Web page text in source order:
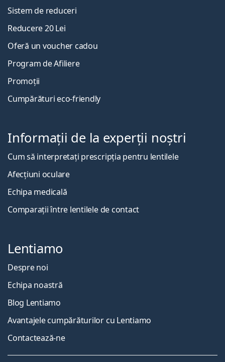
Sistem de reduceri
Reducere 20 Lei
Oferă un voucher cadou
Program de Afiliere
Promoții
Cumpărături eco-friendly
Informații de la experții noștri
Cum să interpretați prescripția pentru lentilele
Afecțiuni oculare
Echipa medicală
Comparații între lentilele de contact
Lentiamo
Despre noi
Echipa noastră
Blog Lentiamo
Avantajele cumpărăturilor cu Lentiamo
Contactează-ne